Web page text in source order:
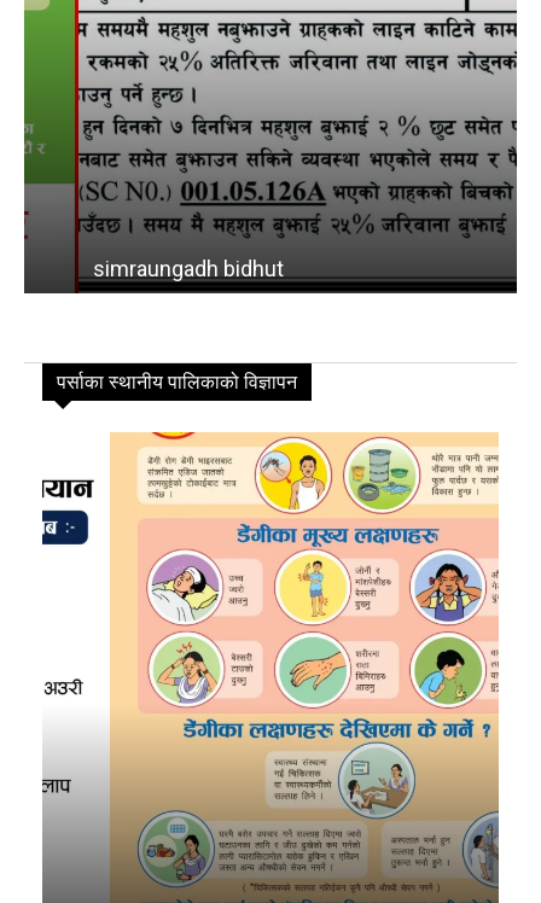
simraungadh bidhut
पर्साका स्थानीय पालिकाको विज्ञापन